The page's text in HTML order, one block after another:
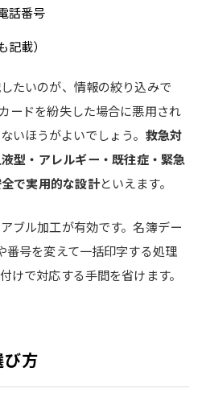
話番号
載）
たいのが、情報の絞り込みで
ードを紛失した場合に悪用され
いほうがよいでしょう。 救急対
型・アレルギー・既往症・緊急
で実用的な設計といえます。
ブル加工が有効です。名簿デー
番号を変えて一括印字する処理
けで対応する手間を省けます。
方